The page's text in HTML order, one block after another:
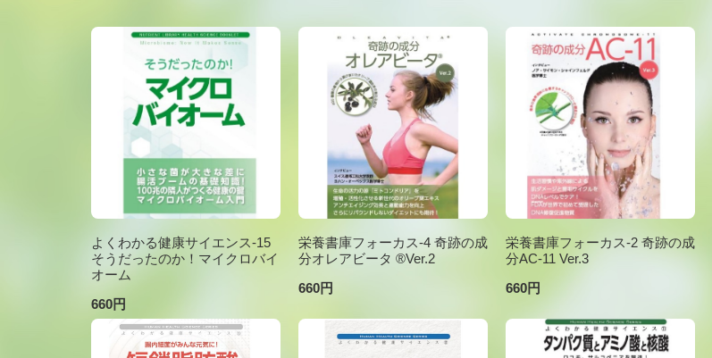
よくわかる健康サイエンス-15
そうだったのか！マイクロバイ
オーム
660円
栄養書庫フォーカス-4 奇跡の成
分オレアビータ ®Ver.2
660円
栄養書庫フォーカス-2 奇跡の成
分AC-11 Ver.3
660円